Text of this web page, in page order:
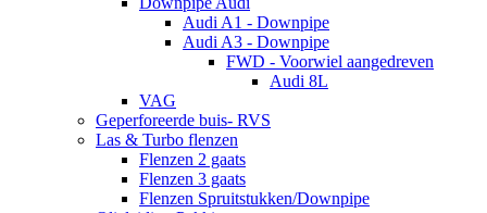
Audi A1 - Downpipe
Audi A3 - Downpipe
FWD - Voorwiel aangedreven
Audi 8L
VAG
Geperforeerde buis- RVS
Las & Turbo flenzen
Flenzen 2 gaats
Flenzen 3 gaats
Flenzen Spruitstukken/Downpipe